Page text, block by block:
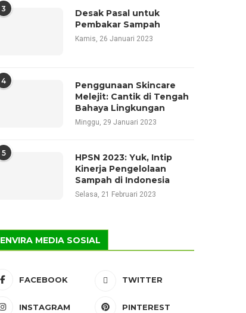
3
Desak Pasal untuk
Pembakar Sampah
Kamis, 26 Januari 2023
4
Penggunaan Skincare
Melejit: Cantik di Tengah
Bahaya Lingkungan
Minggu, 29 Januari 2023
5
HPSN 2023: Yuk, Intip
Kinerja Pengelolaan
Sampah di Indonesia
Selasa, 21 Februari 2023
ENVIRA MEDIA SOSIAL
FACEBOOK TWITTER
INSTAGRAM PINTEREST